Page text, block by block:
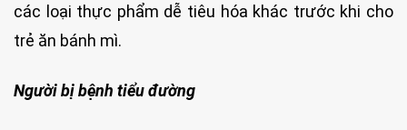
các loại thực phẩm dễ tiêu hóa khác trước khi cho
trẻ ăn bánh mì.
Người bị bệnh tiểu đường